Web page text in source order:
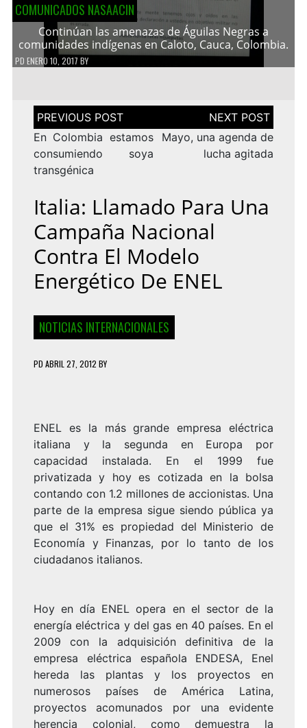
COMUNICADOS NASAACIN
Continúan las amenazas de Águilas Negras a
comunidades indígenas en Caloto, Cauca, Colombia.
PD ENERO 10, 2017 BY
Navegación
de
entradas
En Colombia estamos
consumiendo soya
transgénica
Mayo, una agenda de
lucha agitada
Italia: Llamado Para Una
Campaña Nacional
Contra El Modelo
Energético De ENEL
NOTICIAS INTERNACIONALES
PD ABRIL 27, 2012 BY
ENEL es la más grande empresa eléctrica
italiana y la segunda en Europa por
capacidad instalada. En el 1999 fue
privatizada y hoy es cotizada en la bolsa
contando con 1.2 millones de accionistas. Una
parte de la empresa sigue siendo pública ya
que el 31% es propiedad del Ministerio de
Economía y Finanzas, por lo tanto de los
ciudadanos italianos.
Hoy en día ENEL opera en el sector de la
energía eléctrica y del gas en 40 países. En el
2009 con la adquisición definitiva de la
empresa eléctrica española ENDESA, Enel
hereda las plantas y los proyectos en
numerosos países de América Latina,
proyectos acomunados por una evidente
herencia colonial, como demuestra la